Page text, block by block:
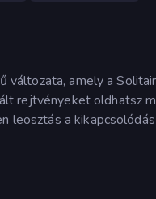
változata, amely a
rejtvényeket oldhatsz
a